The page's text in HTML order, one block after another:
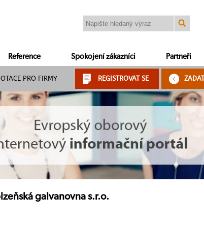
Reference Spokojení zákazníci Partneři
PRO FIRMY REGISTROVAT SE
galvanovna s.r.o.